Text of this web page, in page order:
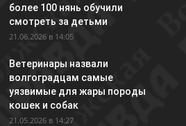
более 100 нянь обучили
смотреть за детьми
21.06.2026 в 14:05
Ветеринары назвали
волгоградцам самые
уязвимые для жары породы
кошек и собак
21.05.2026 в 14:27